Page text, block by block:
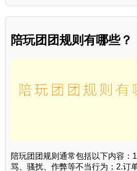
陪玩团团规则有哪些？
陪玩团团规则通常包括以下内容：
骂、骚扰、作弊等不当行为；2.订